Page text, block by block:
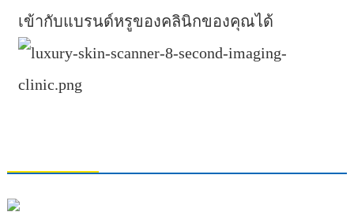
เข้ากับแบรนด์หรูของคลินิกของคุณได้